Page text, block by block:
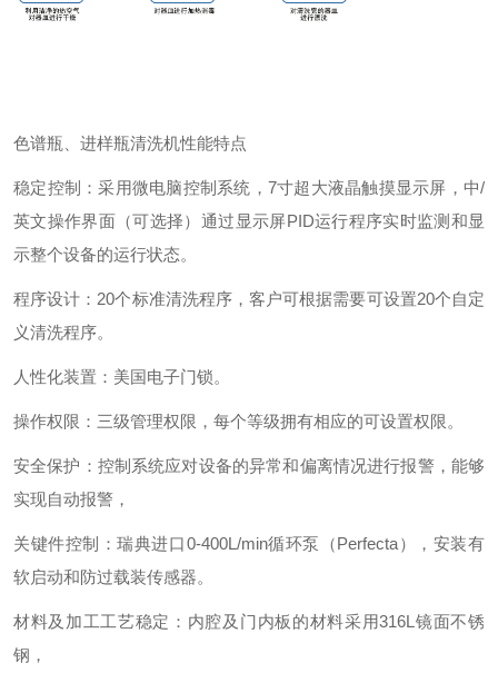
色谱瓶、进样瓶清洗机性能特点
稳定控制：采用微电脑控制系统，7寸超大液晶触摸显示屏，中/
英文操作界面（可选择）通过显示屏PID运行程序实时监测和显
示整个设备的运行状态。
程序设计：20个标准清洗程序，客户可根据需要可设置20个自定
义清洗程序。
人性化装置：美国电子门锁。
操作权限：三级管理权限，每个等级拥有相应的可设置权限。
安全保护：控制系统应对设备的异常和偏离情况进行报警，能够
实现自动报警，
关键件控制：瑞典进口0-400L/min循环泵（Perfecta），安装有
软启动和防过载装传感器。
材料及加工工艺稳定：内腔及门内板的材料采用316L镜面不锈
钢，